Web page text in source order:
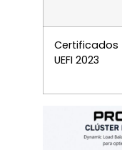
Certificados
UEFI 2023